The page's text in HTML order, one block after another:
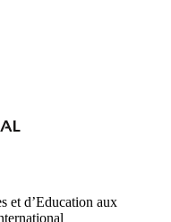
et d’Education aux